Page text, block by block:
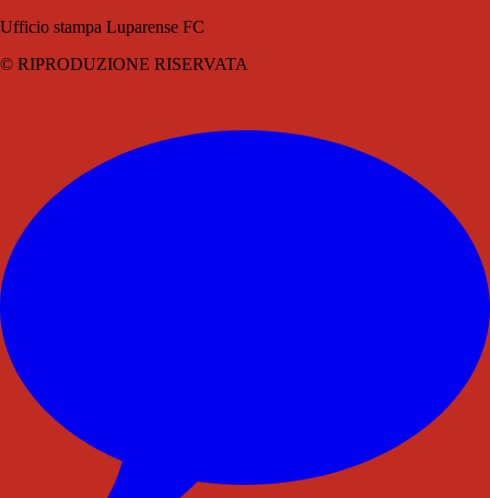
Ufficio stampa Luparense FC
© RIPRODUZIONE RISERVATA